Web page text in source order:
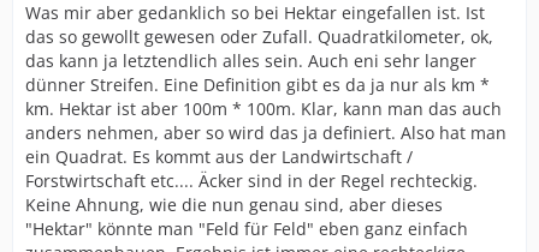
Was mir aber gedanklich so bei Hektar eingefallen ist. Ist
das so gewollt gewesen oder Zufall. Quadratkilometer, ok,
das kann ja letztendlich alles sein. Auch eni sehr langer
dünner Streifen. Eine Definition gibt es da ja nur als km *
km. Hektar ist aber 100m * 100m. Klar, kann man das auch
anders nehmen, aber so wird das ja definiert. Also hat man
ein Quadrat. Es kommt aus der Landwirtschaft /
Forstwirtschaft etc.... Äcker sind in der Regel rechteckig.
Keine Ahnung, wie die nun genau sind, aber dieses
"Hektar" könnte man "Feld für Feld" eben ganz einfach